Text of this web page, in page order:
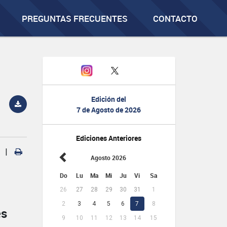
PREGUNTAS FRECUENTES CONTACTO
Edición del
7 de Agosto de 2026
Ediciones Anteriores
Agosto 2026
Do Lu Ma Mi Ju Vi Sa
26 27 28 29 30 31
1
2
3 4 5 6 7
8
9
10 11 12 13 14 15
|